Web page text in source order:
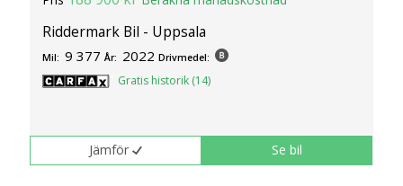
Riddermark Bil - Uppsala
Mil: 9 377 År: 2022 Drivmedel:
Gratis historik (14)
Jämför Se bil